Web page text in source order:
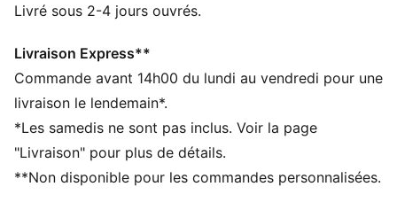
moderne conçu par PUMA.
Paume en latex multi-grip de 3 mm pour une
excellente prise en main
RC / Regular Cut : Coupe régulière décontractée pour
Corps en PU, un matériau léger pour un meilleur
confort et un fit parfait
Dos de la main en latex gaufré pour une meilleure
Livré sous 2-4 jours ouvrés.
Livraison Express**
Commande avant 14h00 du lundi au vendredi pour une
livraison le lendemain*.
*Les samedis ne sont pas inclus. Voir la page
"Livraison" pour plus de détails.
**Non disponible pour les commandes personnalisées.